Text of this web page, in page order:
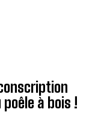
à bois !